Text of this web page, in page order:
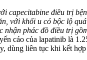
capecitabine điều trị
với khối u có bộc lộ
nhận phác đồ điều trị
cáo của lapatinib là
dùng liên tục khi kết